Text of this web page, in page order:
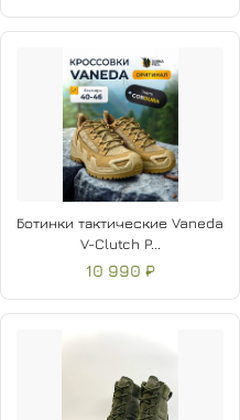
Ботинки тактические Vaneda
V-Clutch P...
10 990 ₽